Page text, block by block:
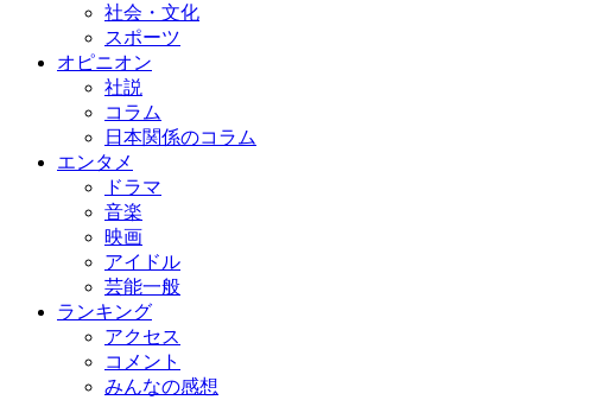
社会・文化
スポーツ
オピニオン
社説
コラム
日本関係のコラム
エンタメ
ドラマ
音楽
映画
アイドル
芸能一般
ランキング
アクセス
コメント
みんなの感想